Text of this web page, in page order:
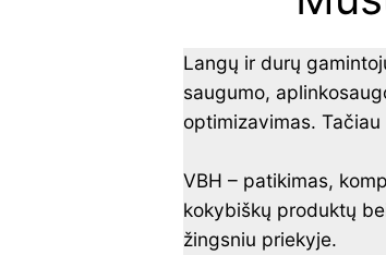
Langų ir durų
saugumo,
optimizavimas.
VBH – patikimas,
kokybiškų produktų
žingsniu priekyje.